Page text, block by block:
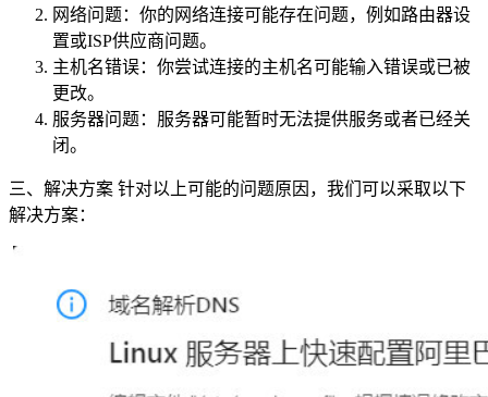
网络问题：你的网络连接可能存在问题，例如路由器设
置或ISP供应商问题。
主机名错误：你尝试连接的主机名可能输入错误或已被
更改。
服务器问题：服务器可能暂时无法提供服务或者已经关
闭。
三、解决方案 针对以上可能的问题原因，我们可以采取以下
解决方案：